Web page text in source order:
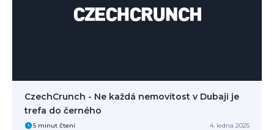
CzechCrunch - Ne každá nemovitost v Dubaji je
trefa do černého
5 minut čtení 4. ledna 2025